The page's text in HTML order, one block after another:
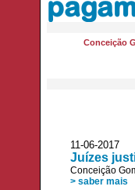
Conceição
11-06-2017
Juízes
Conceição
> saber mais